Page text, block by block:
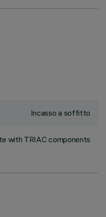
Incasso a soffitto
with TRIAC components